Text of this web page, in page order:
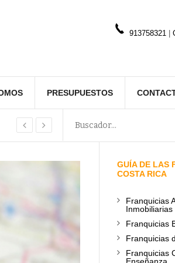
913758321
PRESUPUESTOS
GUÍA DE LAS
COSTA RICA
Franquicias
Inmobiliarias
Franquicias
Franquicias
Franquicias